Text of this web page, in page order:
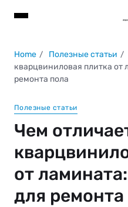
Home Полезные статьи
кварцвиниловая плитка от
ремонта пола
Полезные статьи
Чем
от
для ремонта